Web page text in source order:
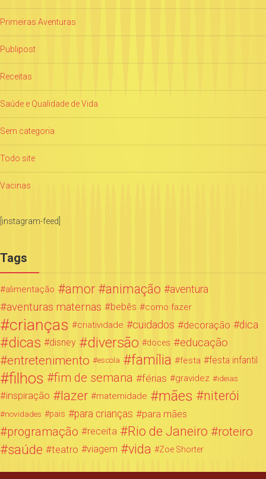
Primeiras Aventuras
Publipost
Receitas
Saúde e Qualidade de Vida
Sem categoria
Todo site
Vacinas
[instagram-feed]
Tags
alimentação amor animação aventura
aventuras maternas bebês como fazer
crianças criatividade cuidados decoração dica
dicas disney diversão doces educação
entretenimento escola família festa festa infantil
filhos fim de semana férias gravidez ideias
inspiração lazer maternidade mães niterói
novidades pais para crianças para mães
programação receita Rio de Janeiro roteiro
saúde teatro viagem vida Zoe Shorter